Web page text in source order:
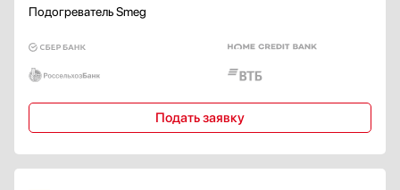
Подогреватель Smeg
Подать заявку